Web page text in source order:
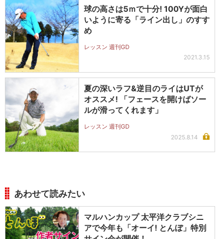
球の高さは5ｍで十分! 100Yが面白
いように寄る「ライン出し」のすす
め
レッスン 週刊GD
2021.3.15
夏の深いラフ&逆目のライはUTが
オススメ! 「フェースを開けばソー
ルが滑ってくれます」
レッスン 週刊GD
2025.8.14
あわせて読みたい
マルハンカップ 太平洋クラブシニ
アで今年も「オーイ! とんぼ」特別